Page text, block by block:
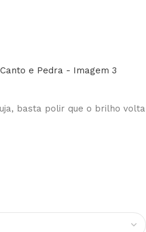
basta polir que o brilho volta